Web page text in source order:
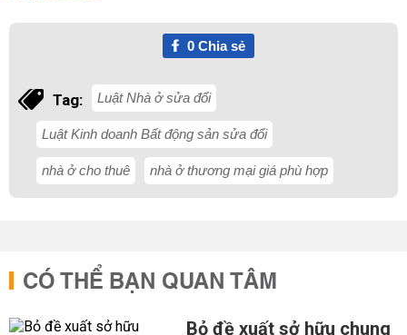
0Chia sẻ
Tag: Luật Nhà ở sửa đổi
Luật Kinh doanh Bất động sản sửa đổi
nhà ở cho thuê nhà ở thương mại giá phù hợp
CÓ THỂ BẠN QUAN TÂM
Bỏ đề xuất sở hữu chung